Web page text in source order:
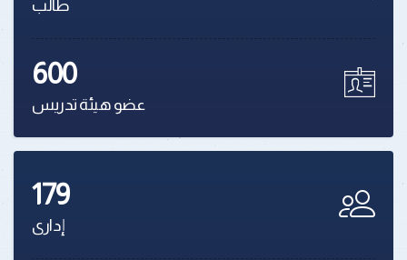
طالب
600
عضو هيئة تدريس
179
إدارى